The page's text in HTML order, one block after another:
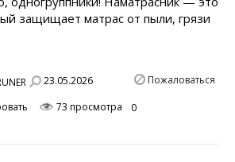
защищает матрас от пыли, грязи
23.05.2026 Пожаловаться
73 просмотра 0